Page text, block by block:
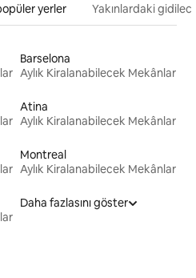
yerler Yakınlardaki
Barselona
Aylık Kiralanabilecek Mekânlar
Atina
Aylık Kiralanabilecek Mekânlar
Montreal
Aylık Kiralanabilecek Mekânlar
Daha fazlasını göster